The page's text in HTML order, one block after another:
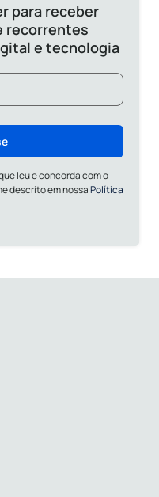
para receber
recorrentes
e tecnologia
leu e concorda com o
descrito em nossaPolítica